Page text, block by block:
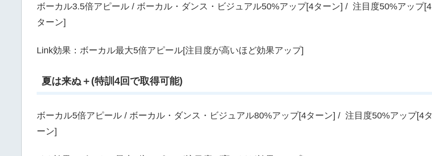
ボーカル3.5倍アピール / ボーカル・ダンス・ビジュアル50%アップ[4ターン] / 注目度50%アップ[4
ターン]
Link効果：ボーカル最大5倍アピール[注目度が高いほど効果アップ]
夏は来ぬ＋(特訓4回で取得可能)
ボーカル5倍アピール / ボーカル・ダンス・ビジュアル80%アップ[4ターン] / 注目度50%アップ[4タ
ーン]